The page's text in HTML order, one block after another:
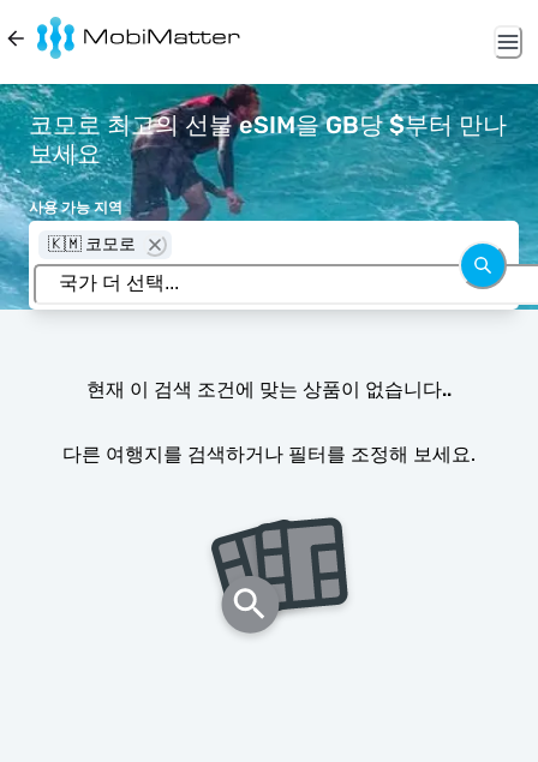
코모로 최고의 선불 eSIM을 GB당 $부터 만나
보세요
사용 가능 지역
🇰🇲 코모로
현재 이 검색 조건에 맞는 상품이 없습니다..
다른 여행지를 검색하거나 필터를 조정해 보세요.